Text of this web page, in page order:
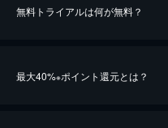
無料トライアルは何が無料？
最大40%※ポイント還元とは？